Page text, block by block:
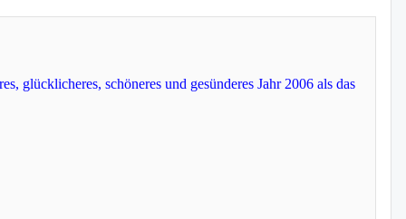
glücklicheres, schöneres und gesünderes Jahr 2006 als das